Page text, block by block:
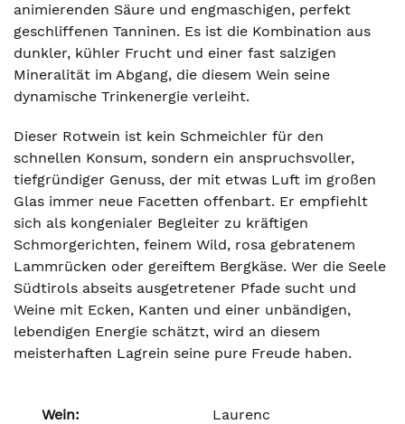
animierenden Säure und engmaschigen, perfekt
geschliffenen Tanninen. Es ist die Kombination aus
dunkler, kühler Frucht und einer fast salzigen
Mineralität im Abgang, die diesem Wein seine
dynamische Trinkenergie verleiht.
Dieser Rotwein ist kein Schmeichler für den
schnellen Konsum, sondern ein anspruchsvoller,
tiefgründiger Genuss, der mit etwas Luft im großen
Glas immer neue Facetten offenbart. Er empfiehlt
sich als kongenialer Begleiter zu kräftigen
Schmorgerichten, feinem Wild, rosa gebratenem
Lammrücken oder gereiftem Bergkäse. Wer die Seele
Südtirols abseits ausgetretener Pfade sucht und
Weine mit Ecken, Kanten und einer unbändigen,
lebendigen Energie schätzt, wird an diesem
meisterhaften Lagrein seine pure Freude haben.
Wein:
Laurenc